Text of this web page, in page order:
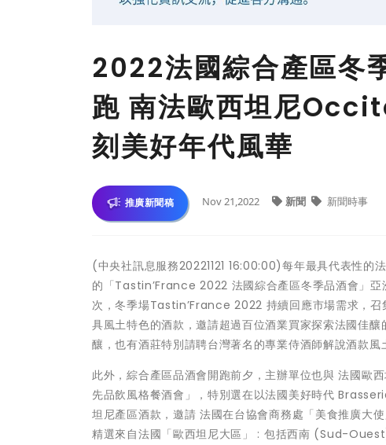
2022法國綜合產區冬
跑 南法歐西坦尼
刻美好年代風華
推廣新聞稿 Nov 21,2022 新聞 新聞時事
(中央社訊息服務20221121 16:00:00)每年最具代表性
的「Tastin’France 2022 法國綜合產區冬季品酒會」亞
次，冬季場Tastin’France 2022 持續回應市場需求，
具風土特色的酒款，邀請超過百位酒業買家探索法國佳
釀，也有酒莊特別請聘台灣著名的專業侍酒師解說酒款
此外，綜合產區品酒會開跑前夕，主辦單位也與 法國
先品飲風格餐酒會」，特別選在以法國美好時代
坦尼產區酒款，邀請 法國在台協會商務處「美食推廣大
精選來自法國「歐西坦尼大區」 : 包括西南 (Sud-